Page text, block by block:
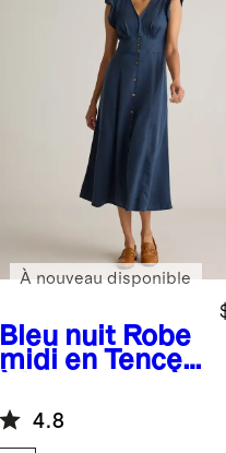
Bleu nuit Robe
midi en Tencel
délavage
vintage
À nouveau disponible
4.8